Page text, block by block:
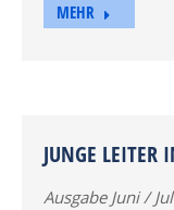
MEHR
JUNGE LEITER
Ausgabe Juni /